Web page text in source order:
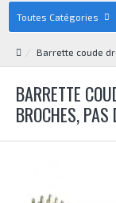
Toutes Catégories
Barrette coude
BARRETTE
BROCHES,